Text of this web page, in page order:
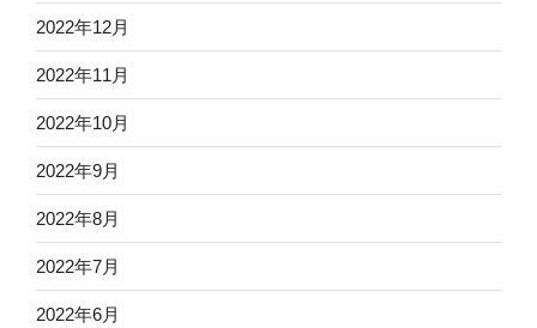
2022年12月
2022年11月
2022年10月
2022年9月
2022年8月
2022年7月
2022年6月